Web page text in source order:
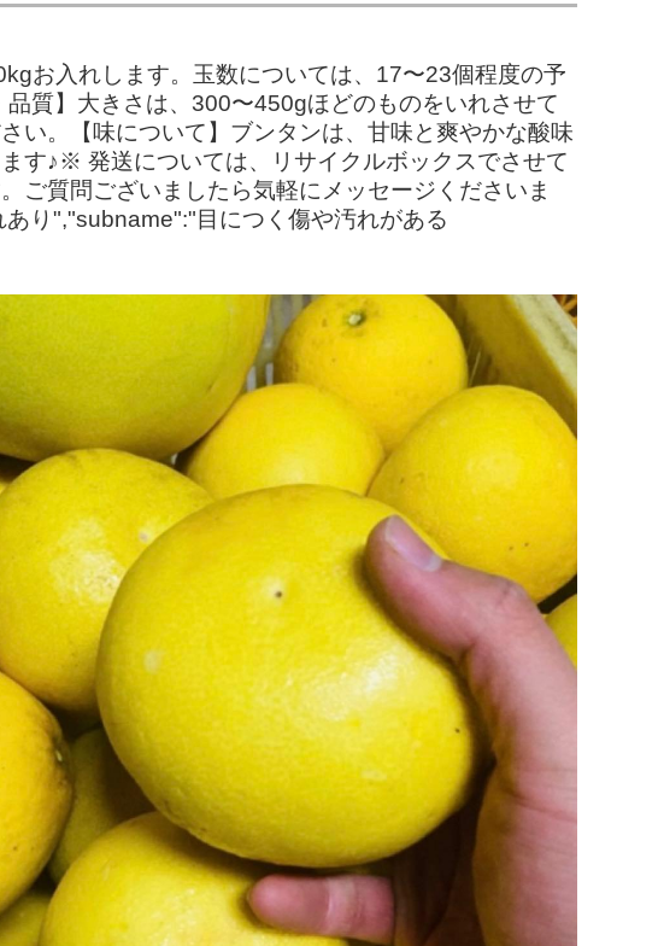
お入れします。玉数については、17〜23個程度の予
質】大きさは、300〜450gほどのものをいれさせて
い。【味について】ブンタンは、甘味と爽やかな酸味
す♪※ 発送については、リサイクルボックスでさせて
ご質問ございましたら気軽にメッセージくださいま
り","subname":"目につく傷や汚れがある